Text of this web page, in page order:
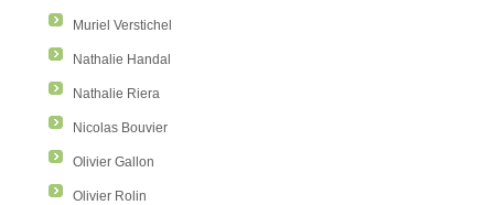
Muriel Verstichel
Nathalie Handal
Nathalie Riera
Nicolas Bouvier
Olivier Gallon
Olivier Rolin